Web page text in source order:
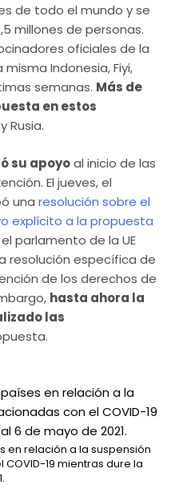
de todo el mundo y se
millones de personas.
oficiales de la
Indonesia, Fiyi,
semanas. Más de
en estos
Rusia.
su apoyoal inicio de las
El jueves, el
una resolución sobre el
explícito a la propuesta
parlamento de la UE
resolución específica de
de los derechos de
hasta ahora la
las
en relación a la suspensión
19 mientras dure la